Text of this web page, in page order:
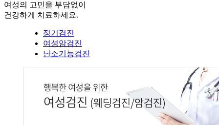
여성의 고민을 부담없이
건강하게 치료하세요.
정기검진
여성암검진
난소기능검진